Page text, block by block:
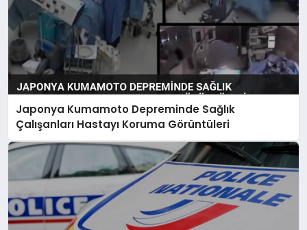
Japonya Kumamoto Depreminde Sağlık
Çalışanları Hastayı Koruma Görüntüleri